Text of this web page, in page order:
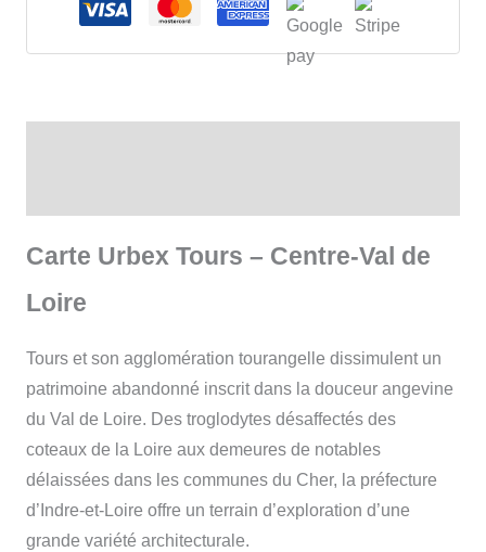
Carte Urbex Tours – Centre-Val de
Loire
Tours et son agglomération tourangelle dissimulent un
patrimoine abandonné inscrit dans la douceur angevine
du Val de Loire. Des troglodytes désaffectés des
coteaux de la Loire aux demeures de notables
délaissées dans les communes du Cher, la préfecture
d’Indre-et-Loire offre un terrain d’exploration d’une
grande variété architecturale.